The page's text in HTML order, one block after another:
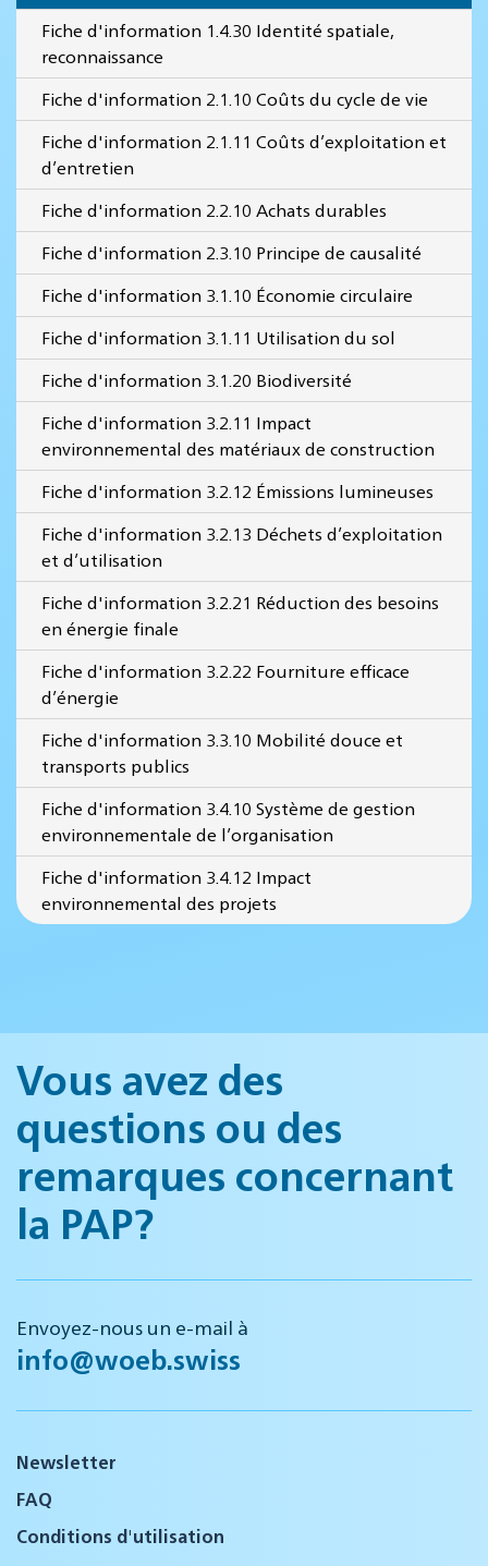
Fiche d'information 1.4.30 Identité spatiale,
reconnaissance
Fiche d'information 2.1.10 Coûts du cycle de vie
Fiche d'information 2.1.11 Coûts d’exploitation et
d’entretien
Fiche d'information 2.2.10 Achats durables
Fiche d'information 2.3.10 Principe de causalité
Fiche d'information 3.1.10 Économie circulaire
Fiche d'information 3.1.11 Utilisation du sol
Fiche d'information 3.1.20 Biodiversité
Fiche d'information 3.2.11 Impact
environnemental des matériaux de construction
Fiche d'information 3.2.12 Émissions lumineuses
Fiche d'information 3.2.13 Déchets d’exploitation
et d’utilisation
Fiche d'information 3.2.21 Réduction des besoins
en énergie finale
Fiche d'information 3.2.22 Fourniture efficace
d’énergie
Fiche d'information 3.3.10 Mobilité douce et
transports publics
Fiche d'information 3.4.10 Système de gestion
environnementale de l’organisation
Fiche d'information 3.4.12 Impact
environnemental des projets
Vous avez des
questions ou des
remarques concernant
la PAP?
Envoyez-nous un e-mail à
info@woeb.swiss
Newsletter
FAQ
Conditions d'utilisation